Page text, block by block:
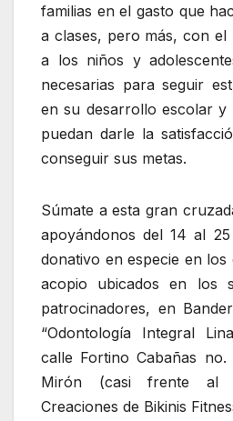
familias en el gasto que
a clases, pero más, con el
a los niños y
necesarias para seguir
en su desarrollo escolar y
puedan darle la
conseguir sus metas.
Súmate a esta gran
apoyándonos del 14 al
donativo en especie en los
acopio ubicados en los
patrocinadores, en
“Odontología Integral
calle Fortino Cabañas
Mirón (casi frente al
Creaciones de Bikinis